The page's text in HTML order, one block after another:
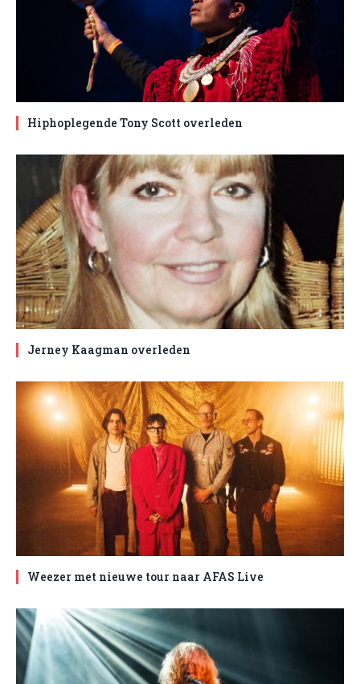
Hiphoplegende Tony Scott overleden
Jerney Kaagman overleden
Weezer met nieuwe tour naar AFAS Live